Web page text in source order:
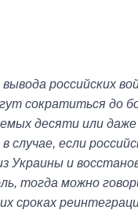
российских
сократиться до
десяти или
случае, если
Украины и
тогда можно
сроках